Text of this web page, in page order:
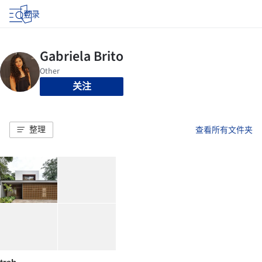
登录
关注
整理 查看所有文件夹